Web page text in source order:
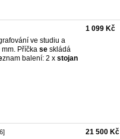
ve studiu a
Příčka se skládá
znam balení: 2 x stojan
1 099 Kč
21 500 Kč